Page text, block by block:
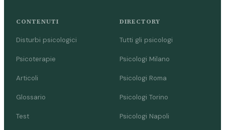
CONTENUTI
Disturbi psicologici
Psicoterapie
Articoli
Glossario
Test
DIRECTORY
Tutti gli psicologi
Psicologi Milano
Psicologi Roma
Psicologi Torino
Psicologi Napoli